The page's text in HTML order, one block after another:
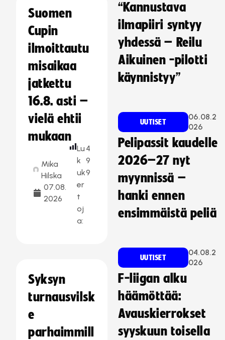
Suomen
Cupin
ilmoittautu
misaikaa
jatkettu
16.8. asti –
vielä ehtii
mukaan
Mika
Hilska
07.08.
2026
Lu
k
uk
er
t
oj
a:
4
9
9
Syksyn
turnausvilsk
e
parhaimmill
“Kannustava
ilmapiiri syntyy
yhdessä – Reilu
Aikuinen -pilotti
käynnistyy”
UUTISET
06.08.2
026
Pelipassit kaudelle
2026–27 nyt
myynnissä –
hanki ennen
ensimmäistä peliä
UUTISET
04.08.2
026
F-liigan alku
häämöttää:
Avauskierrokset
syyskuun toisella